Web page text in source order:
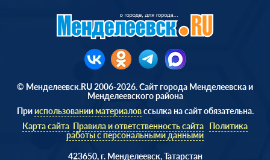
© Менделеевск.RU 2006-2026. Сайт города Менделеевска и
Менделеевского района
Прииспользовании материаловссылка на сайт обязательна.
Карта сайта Правила и ответственность сайта Политика
работы с персональными данными
423650, г. Менделеевск, Татарстан